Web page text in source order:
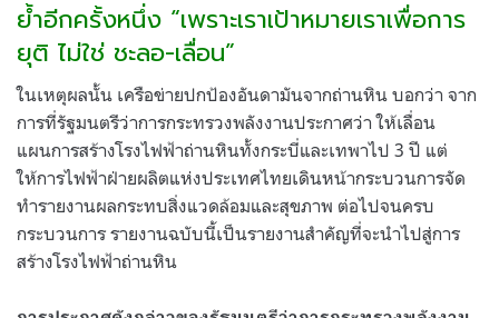
ย้ำอีกครั้งหนึ่ง “เพราะเราเป้าหมายเราเพื่อการ
ยุติ ไม่ใช่ ชะลอ-เลื่อน”
ในเหตุผลนั้น เครือข่ายปกป้องอันดามันจากถ่านหิน บอกว่า จาก
การที่รัฐมนตรีว่าการกระทรวงพลังงานประกาศว่า ให้เลื่อน
แผนการสร้างโรงไฟฟ้าถ่านหินทั้งกระบี่และเทพาไป 3 ปี แต่
ให้การไฟฟ้าฝ่ายผลิตแห่งประเทศไทยเดินหน้ากระบวนการจัด
ทำรายงานผลกระทบสิ่งแวดล้อมและสุขภาพ ต่อไปจนครบ
กระบวนการ รายงานฉบับนี้เป็นรายงานสำคัญที่จะนำไปสู่การ
สร้างโรงไฟฟ้าถ่านหิน